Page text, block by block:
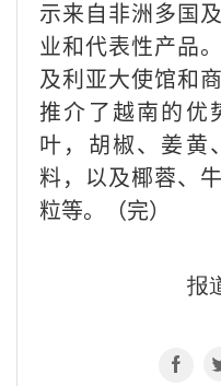
示来自非洲多国
业和代表性产品
及利亚大使馆和
推介了越南的优
叶，胡椒、姜黄
料，以及椰蓉、
粒等。（完）
报